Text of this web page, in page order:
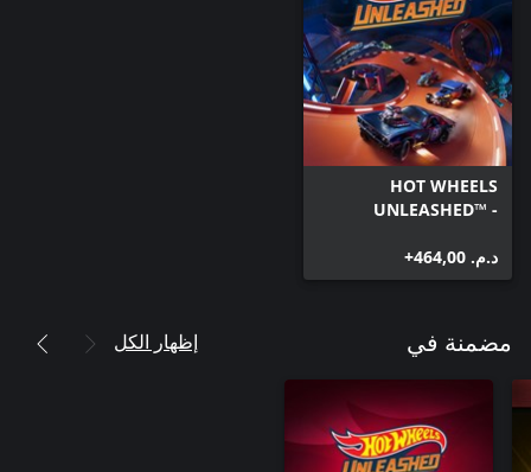
HOT WHEELS
UNLEASHED™ -
د.م.‏ 464,00+
مضمنة في إظهار الكل